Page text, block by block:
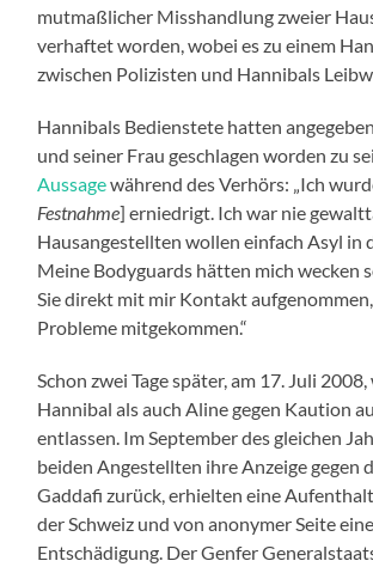
mutmaßlicher Misshandlung zweier
verhaftet worden, wobei es zu einem
zwischen Polizisten und Hannibals
Hannibals Bedienstete hatten
und seiner Frau geschlagen worden zu
Aussagewährend des Verhörs: „Ich
Festnahme] erniedrigt. Ich war nie
Hausangestellten wollen einfach Asyl in
Meine Bodyguards hätten mich wecken
Sie direkt mit mir Kontakt
Probleme mitgekommen.“
Schon zwei Tage später, am 17. Juli
Hannibal als auch Aline gegen Kaution
entlassen. Im September des gleichen
beiden Angestellten ihre Anzeige gegen
Gaddafi zurück, erhielten eine
der Schweiz und von anonymer Seite eine
Entschädigung. Der Genfer